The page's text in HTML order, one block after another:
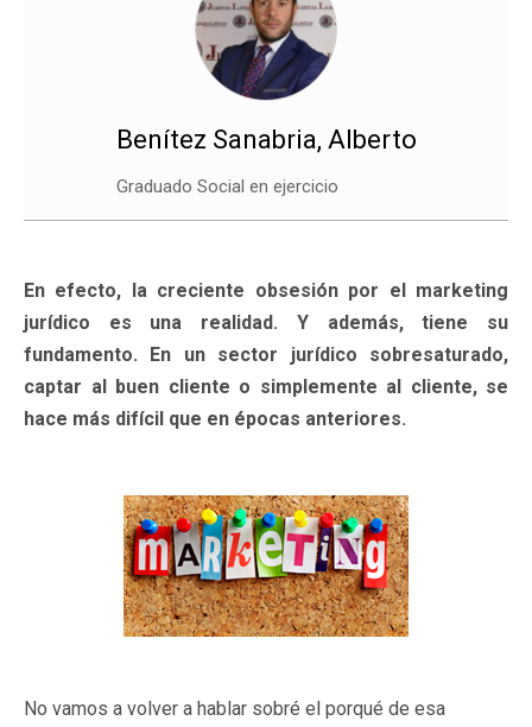
Benítez Sanabria, Alberto
Graduado Social en ejercicio
En efecto, la creciente obsesión por el marketing
jurídico es una realidad. Y además, tiene su
fundamento. En un sector jurídico sobresaturado,
captar al buen cliente o simplemente al cliente, se
hace más difícil que en épocas anteriores.
No vamos a volver a hablar sobré el porqué de esa